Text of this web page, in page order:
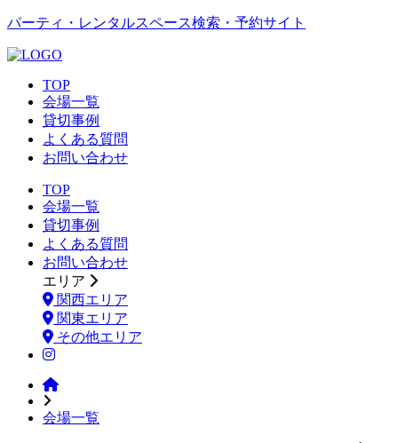
パーティ・レンタルスペース検索・予約サイト
TOP
会場一覧
貸切事例
よくある質問
お問い合わせ
TOP
会場一覧
貸切事例
よくある質問
お問い合わせ
エリア
関西エリア
関東エリア
その他エリア
会場一覧